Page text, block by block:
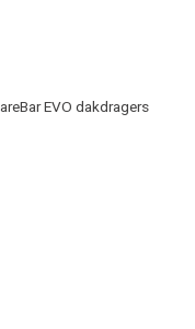
EVO dakdragers